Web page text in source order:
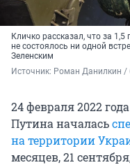
Кличко рассказал, что за
не состоялось ни одной
Зеленским
Источник: Роман Данилкин /
24 февраля 2022
Путина началась
на территории
месяцев, 21